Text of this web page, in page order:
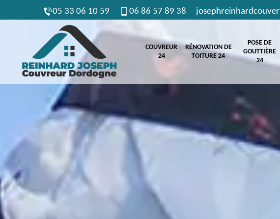
05 33 06 10 59 06 86 57 89 38
COUVREUR
24
RÉNOVATION DE
TOITURE 24
POSE DE
GOUTTIÈRE
24